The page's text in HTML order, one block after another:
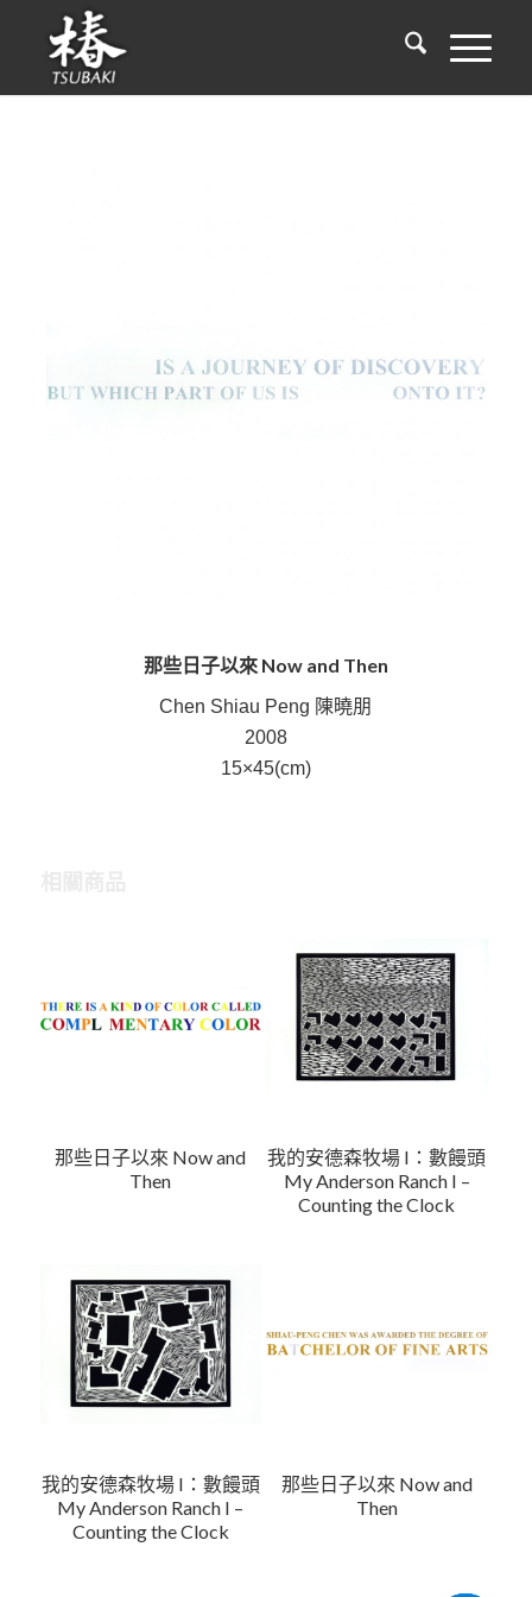
那些日子以來 Now and Then
Chen Shiau Peng 陳曉朋
2008
15×45(cm)
那些日子以來 Now and
Then
我的安德森牧場 I：數饅頭
My Anderson Ranch I –
Counting the Clock
我的安德森牧場 I：數饅頭
My Anderson Ranch I –
Counting the Clock
那些日子以來 Now and
Then